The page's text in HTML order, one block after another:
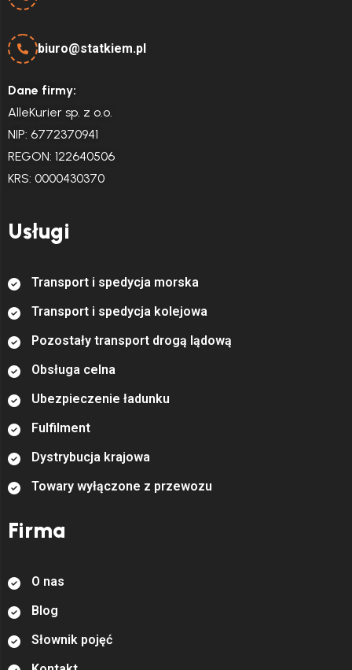
biuro@statkiem.pl
Dane firmy:
AlleKurier sp. z o.o.
NIP: 6772370941
REGON: 122640506
KRS: 0000430370
Usługi
Transport i spedycja morska
Transport i spedycja kolejowa
Pozostały transport drogą lądową
Obsługa celna
Ubezpieczenie ładunku
Fulflment
Dystrybucja krajowa
Towary wyłączone z przewozu
Firma
O nas
Blog
Słownik pojęć